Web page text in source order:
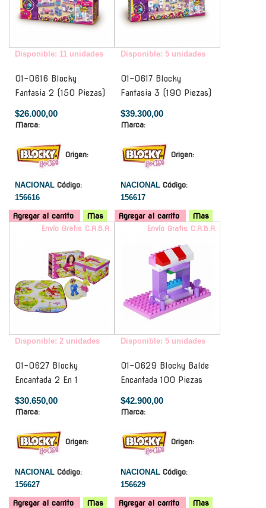
Disponible: 11 unidades
01-0616 Blocky
Fantasia 2 (150 Piezas)
$26.000,00
Marca:
Origen:
NACIONAL Código:
156616
Agregar al carrito Mas
Disponible: 5 unidades
01-0617 Blocky
Fantasia 3 (190 Piezas)
$39.300,00
Marca:
Origen:
NACIONAL Código:
156617
Agregar al carrito
Mas
Envío Gratis C.A.B.A.
Disponible: 2 unidades
01-0627 Blocky
Encantada 2 En 1
$30.650,00
Marca:
Origen:
NACIONAL Código:
156627
Agregar al carrito Mas
Envío Gratis C.A.B.A.
Disponible: 5 unidades
01-0629 Blocky Balde
Encantada 100 Piezas
$42.900,00
Marca:
Origen:
NACIONAL Código:
156629
Agregar al carrito
Mas